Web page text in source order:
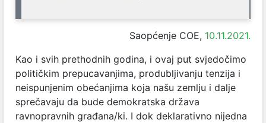
Saopćenje COE, 10.11.2021.
Kao i svih prethodnih godina, i ovaj put svjedočimo
političkim prepucavanjima, produbljivanju tenzija i
neispunjenim obećanjima koja našu zemlju i dalje
sprečavaju da bude demokratska država
ravnopravnih građana/ki. I dok deklarativno nijedna